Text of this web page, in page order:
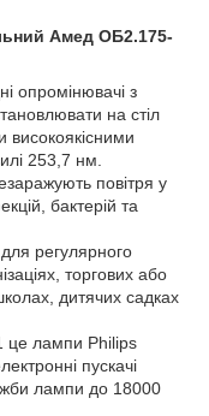
Амед ОБ2.175-
опромінювачі з
на стіл
високоякісними
253,7 нм.
повітря у
бактерій та
регулярного
торгових або
дитячих садках
це лампи Philips
пускачі
лампи до 18000